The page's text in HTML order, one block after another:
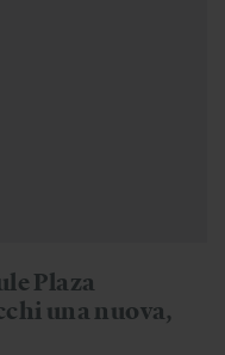
Plaza
una nuova,